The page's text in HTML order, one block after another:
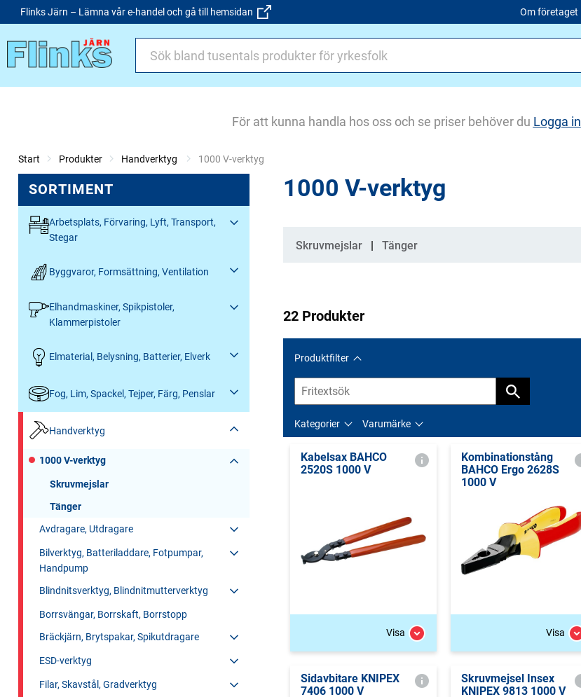
Flinks Järn – Lämna vår e-handel och gå till hemsidan Om företaget
För att kunna handla hos oss och se priser behöver du Logga in
Start Produkter Handverktyg Current:
1000 V-verktyg
SORTIMENT
Arbetsplats, Förvaring, Lyft, Transport,
Stegar
Byggvaror, Formsättning, Ventilation
Elhandmaskiner, Spikpistoler,
Klammerpistoler
Elmaterial, Belysning, Batterier, Elverk
Fog, Lim, Spackel, Tejper, Färg, Penslar
Handverktyg
1000 V-verktyg
Skruvmejslar
Tänger
Avdragare, Utdragare
Bilverktyg, Batteriladdare, Fotpumpar,
Handpump
Blindnitsverktyg, Blindnitmutterverktyg
Borrsvängar, Borrskaft, Borrstopp
Bräckjärn, Brytspakar, Spikutdragare
ESD-verktyg
Filar, Skavstål, Gradverktyg
1000 V-verktyg
Kategorier
Skruvmejslar Tänger
22 Produkter
Produktfilter
Kategorier Varumärke
Kabelsax BAHCO
2520S 1000 V
Visa
Kombinationstång
BAHCO Ergo 2628S
1000 V
Visa
Sidavbitare KNIPEX
7406 1000 V
Skruvmejsel Insex
KNIPEX 9813 1000 V